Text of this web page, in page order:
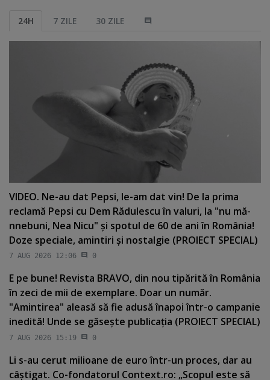
24H 7 ZILE 30 ZILE
VIDEO. Ne-au dat Pepsi, le-am dat vin! De la prima
reclamă Pepsi cu Dem Rădulescu în valuri, la "nu mă-
nnebuni, Nea Nicu" şi spotul de 60 de ani în România!
Doze speciale, amintiri şi nostalgie (PROIECT SPECIAL)
7 AUG 2026 12:06 0
E pe bune! Revista BRAVO, din nou tipărită în România
în zeci de mii de exemplare. Doar un număr.
"Amintirea" aleasă să fie adusă înapoi într-o campanie
inedită! Unde se găseşte publicaţia (PROIECT SPECIAL)
7 AUG 2026 15:19 0
Li s-au cerut milioane de euro într-un proces, dar au
câştigat. Co-fondatorul Context.ro: „Scopul este să